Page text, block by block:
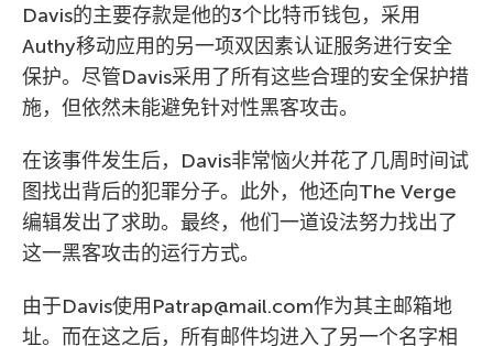
Davis的主要存款是他的3个比特币钱包，采用
Authy移动应用的另一项双因素认证服务进行安全
保护。尽管Davis采用了所有这些合理的安全保护措
施，但依然未能避免针对性黑客攻击。
在该事件发生后，Davis非常恼火并花了几周时间试
图找出背后的犯罪分子。此外，他还向The Verge
编辑发出了求助。最终，他们一道设法努力找出了
这一黑客攻击的运行方式。
由于Davis使用Patrap@mail.com作为其主邮箱地
址。而在这之后，所有邮件均进入了另一个名字相